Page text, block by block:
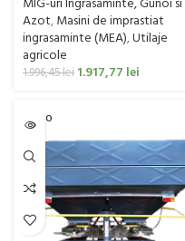
Azot,Masini de imprastiat
ingrasaminte (MEA),Utilaje
agricole
1.996,45lei 1.917,77 lei
SOLD O
UT